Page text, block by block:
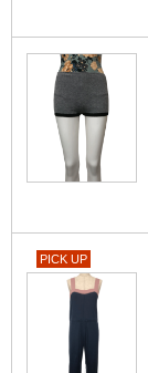
PICK UP